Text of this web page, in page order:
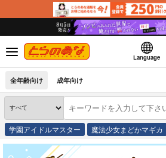
Language
全年齢向け 成年向け
学園アイドルマスター 魔法少女まどかマギカ